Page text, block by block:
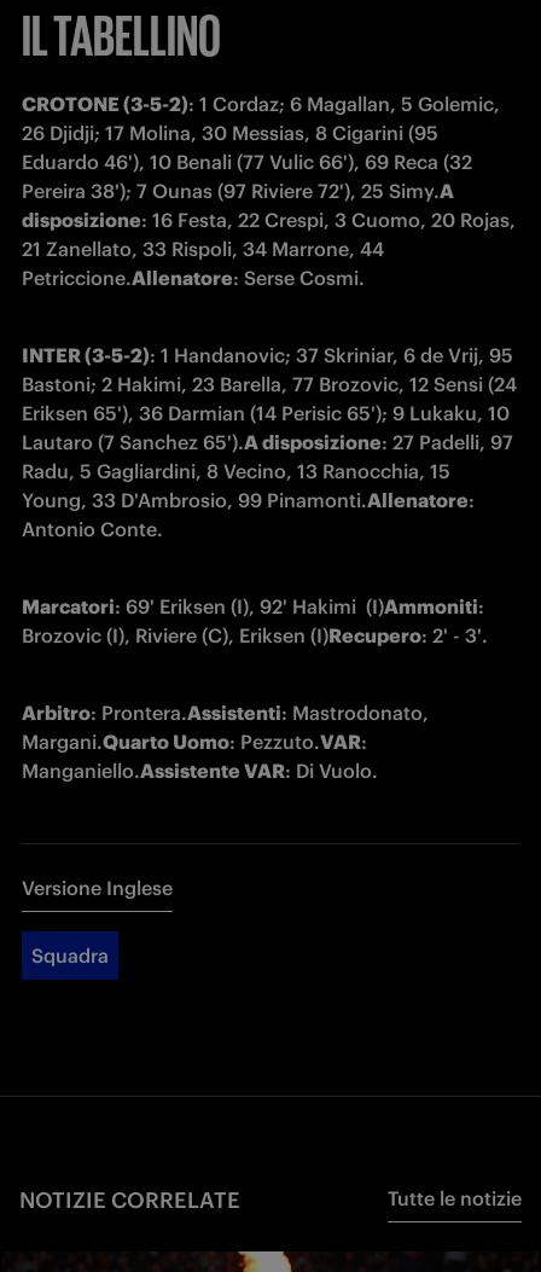
IL TABELLINO
CROTONE (3-5-2): 1 Cordaz; 6 Magallan, 5 Golemic,
26 Djidji; 17 Molina, 30 Messias, 8 Cigarini (95
Eduardo 46'), 10 Benali (77 Vulic 66'), 69 Reca (32
Pereira 38'); 7 Ounas (97 Riviere 72'), 25 Simy.A
disposizione: 16 Festa, 22 Crespi, 3 Cuomo, 20 Rojas,
21 Zanellato, 33 Rispoli, 34 Marrone, 44
Petriccione.Allenatore: Serse Cosmi.
INTER (3-5-2): 1 Handanovic; 37 Skriniar, 6 de Vrij, 95
Bastoni; 2 Hakimi, 23 Barella, 77 Brozovic, 12 Sensi (24
Eriksen 65'), 36 Darmian (14 Perisic 65'); 9 Lukaku, 10
Lautaro (7 Sanchez 65').A disposizione: 27 Padelli, 97
Radu, 5 Gagliardini, 8 Vecino, 13 Ranocchia, 15
Young, 33 D'Ambrosio, 99 Pinamonti.Allenatore:
Antonio Conte.
Marcatori: 69' Eriksen (I), 92' Hakimi  (I)Ammoniti:
Brozovic (I), Riviere (C), Eriksen (I)Recupero: 2' - 3'.
Arbitro: Prontera.Assistenti: Mastrodonato,
Margani.Quarto Uomo: Pezzuto.VAR:
Manganiello.Assistente VAR: Di Vuolo.
Versione Inglese
Squadra
NOTIZIE CORRELATE Tutte le notizie